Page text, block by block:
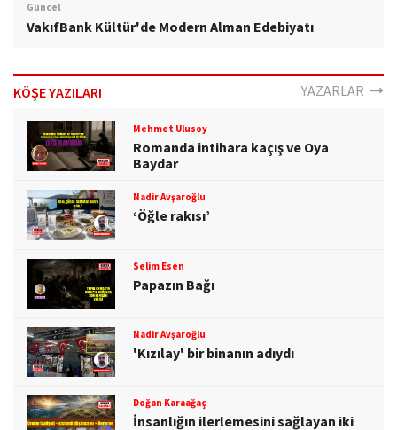
Güncel
VakıfBank Kültür'de Modern Alman Edebiyatı
KÖŞE YAZILARI YAZARLAR
Mehmet Ulusoy
Romanda intihara kaçış ve Oya
Baydar
Nadir Avşaroğlu
‘Öğle rakısı’
Selim Esen
Papazın Bağı
Nadir Avşaroğlu
'Kızılay' bir binanın adıydı
Doğan Karaağaç
İnsanlığın ilerlemesini sağlayan iki